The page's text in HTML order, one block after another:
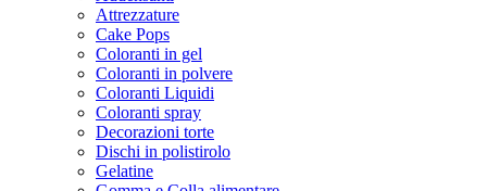
Attrezzature
Cake Pops
Coloranti in gel
Coloranti in polvere
Coloranti Liquidi
Coloranti spray
Decorazioni torte
Dischi in polistirolo
Gelatine